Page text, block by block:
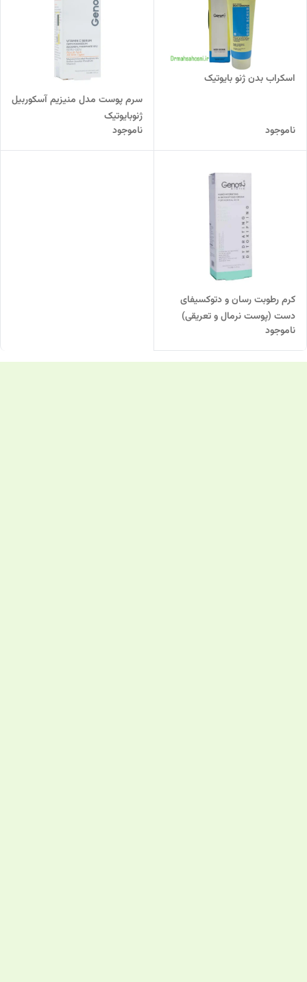
اسکراب بدن ژنو بایوتیک
ناموجود
سرم پوست مدل منیزیم آسکوربیل
ژنوبایوتیک
ناموجود
کرم رطوبت رسان و‌ دتوکسیفای
دست (پوست نرمال و تعریقی)
ژنوبایوتیک
ناموجود